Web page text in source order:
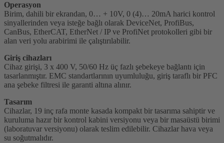
Operasyon
Birim, dahili bir ekrandan, 0… + 10V, 0 (4)… 20mA harici kontrol
sinyallerinden veya isteğe bağlı olarak DeviceNet, ProfiBus,
CanBus, EtherCAT, EtherNet / IP ve ProfiNet protokolleri gibi bir
alan veri yolu arabirimi ile çalıştırılabilir.
Giriş cihazları
Cihaz girişi, 3 x 400 V, 50/60 Hz üç fazlı şebekeye bağlantı için
tasarlanmıştır. EMC standartlarının uyumluluğu, giriş taraflı bir PFC
ana şebeke filtresi ile garanti altına alınır.
Tasarım
Cihazlar, 19 inç rafa monte kasada kompakt bir tasarıma sahiptir ve
kuruluma hazır bir kontrol kabini versiyonu veya bir masaüstü birimi
(laboratuvar versiyonu) olarak teslim edilebilir. Cihazlar hava veya
su soğutmalıdır.